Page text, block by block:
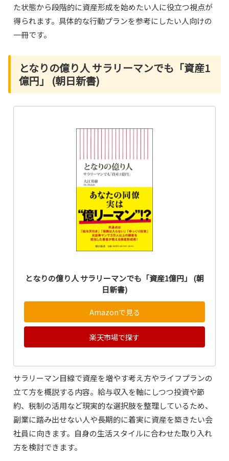
た状態から段階的に資産形成を始めたい人に役立つ視点が
得られます。具体的な行動プランを参考にしたい人向けの
一冊です。
となりの億り人 サラリーマンでも「資産1
億円」 (朝日新書)
となりの億り人 サラリーマンでも「資産1億円」 (朝
日新書)
Amazonで見る
楽天市場で探す
サラリーマン目線で資産を増やす考え方やライフプランの
立て方を概説する内容。給与収入を軸にしつつ投資や節
約、税制の活用など現実的な選択肢を整理しているため、
副業に踏み出せない人や長期的に着実に資産を築きたい会
社員に向きます。自身の生活スタイルに合わせた取り入れ
方を検討できます。